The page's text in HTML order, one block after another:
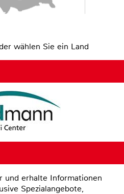
wählen Sie ein Land
und erhalte Informationen
Spezialangebote,